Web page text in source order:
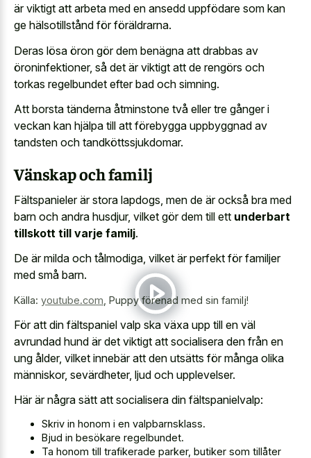
är viktigt att arbeta med en ansedd uppfödare som kan
ge hälsotillstånd för föräldrarna.
Deras lösa öron gör dem benägna att drabbas av
öroninfektioner, så det är viktigt att de rengörs och
torkas regelbundet efter bad och simning.
Att borsta tänderna åtminstone två eller tre gånger i
veckan kan hjälpa till att förebygga uppbyggnad av
tandsten och tandköttssjukdomar.
Vänskap och familj
Fältspanieler är stora lapdogs, men de är också bra med
barn och andra husdjur, vilket gör dem till ett underbart
tillskott till varje familj.
De är milda och tålmodiga, vilket är perfekt för familjer
med små barn.
Källa: youtube.com, Puppy förenad med sin familj!
För att din fältspaniel valp ska växa upp till en väl
avrundad hund är det viktigt att socialisera den från en
ung ålder, vilket innebär att den utsätts för många olika
människor, sevärdheter, ljud och upplevelser.
Här är några sätt att socialisera din fältspanielvalp:
Skriv in honom i en valpbarnsklass.
Bjud in besökare regelbundet.
Ta honom till trafikerade parker, butiker som tillåter